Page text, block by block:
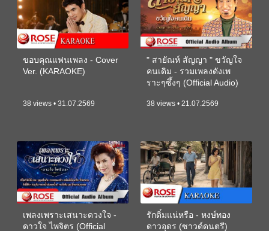
ขอบคุณแฟนเพลง - Cover
Ver. (KARAOKE)
38 views • 31.07.2569
" สายัณห์ สัญญา " ขวัญใจ
คนเดิม - รวมเพลงดังเพ
ราะๆซึ้งๆ (Official Audio)
38 views • 21.07.2569
เพลงเพราะเสนาะดวงใจ -
ดาวใจ ไพจิตร (Official
รักติ๋มแน่หรือ - หงษ์ทอง
ดาวอุดร (ซาวด์ดนตรี)